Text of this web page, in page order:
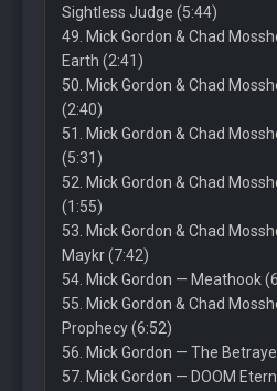
Sightless Judge (5:44)
49. Mick Gordon & Chad
Earth (2:41)
50. Mick Gordon & Chad
(2:40)
51. Mick Gordon & Chad
(5:31)
52. Mick Gordon & Chad
(1:55)
53. Mick Gordon & Chad
Maykr (7:42)
54. Mick Gordon — Meathook
55. Mick Gordon & Chad
Prophecy (6:52)
56. Mick Gordon — The
57. Mick Gordon — DOOM